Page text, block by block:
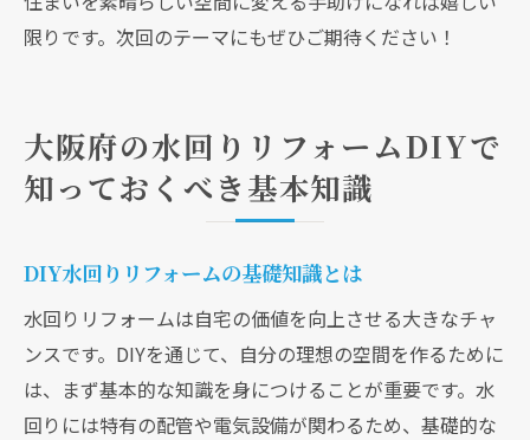
限りです。次回のテーマにもぜひご期待ください！
大阪府の水回りリフォームDIYで
知っておくべき基本知識
DIY水回りリフォームの基礎知識とは
水回りリフォームは自宅の価値を向上させる大きなチャ
ンスです。DIYを通じて、自分の理想の空間を作るために
は、まず基本的な知識を身につけることが重要です。水
回りには特有の配管や電気設備が関わるため、基礎的な